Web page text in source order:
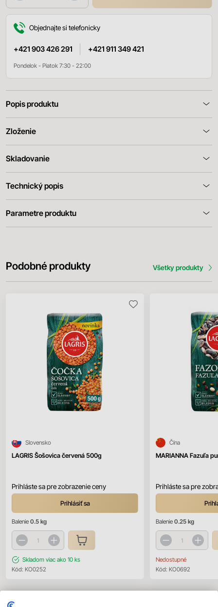
Objednajte si telefonicky
+421 903 426 291 +421 911 349 421
Pondelok - Piatok 7:30 - 22:00
Popis produktu
Zloženie
Skladovanie
Technický popis
Parametre produktu
Podobné produkty Všetky produkty
LAGRIS Šošovica červená 500g
Slovensko
Prihláste sa pre zobrazenie ceny
Prihlásiť sa
Balenie 0.5 kg
Skladom viac ako 10 ks
Kód: KO0252
MARIANNA Fazuľa
Čína
Prihláste sa pre
Balenie 0.25 kg
Nedostupné
Kód: KO0692